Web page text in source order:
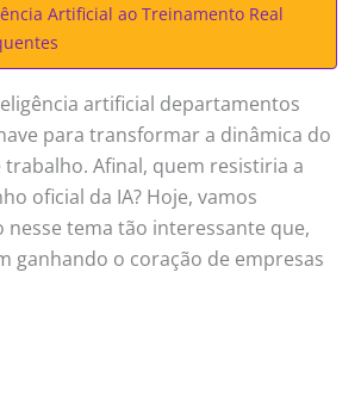
Artificial ao Treinamento Real
artificial departamentos
para transformar a dinâmica do
Afinal, quem resistiria a
oficial da IA? Hoje, vamos
tema tão interessante que,
ganhando o coração de empresas